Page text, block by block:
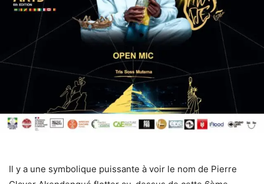
Il y a une symbolique puissante à voir le nom de Pierre